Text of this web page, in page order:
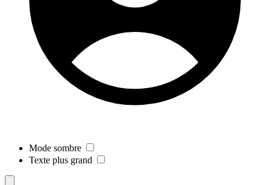
Mode sombre
Texte plus grand